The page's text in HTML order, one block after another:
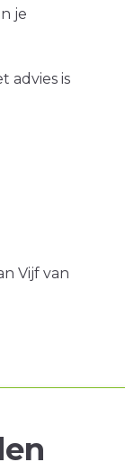
je
advies is
Vijf van